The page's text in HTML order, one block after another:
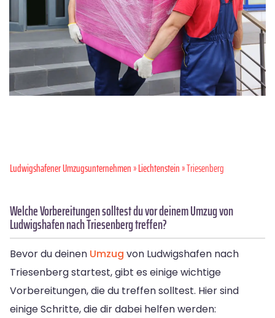
Ludwigshafener Umzugsunternehmen»Liechtenstein» Triesenberg
Welche Vorbereitungen solltest du vor deinem Umzug von
Ludwigshafen nach Triesenberg treffen?
Bevor du deinen Umzug von Ludwigshafen nach
Triesenberg startest, gibt es einige wichtige
Vorbereitungen, die du treffen solltest. Hier sind
einige Schritte, die dir dabei helfen werden: